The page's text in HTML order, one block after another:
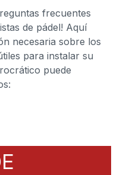
frecuentes
de pádel! Aquí
necesaria sobre los
para instalar su
puede